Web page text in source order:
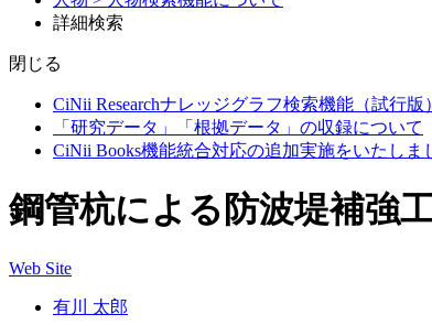
詳細検索
閉じる
CiNii Researchナレッジグラフ検索機能（試行
「研究データ」「根拠データ」の収録について
CiNii Books機能統合対応の追加実施をいたしま
鋼管杭による防波堤補強
Web Site
有川 太郎